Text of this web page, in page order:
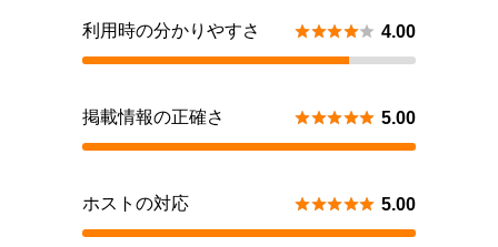
利用時の分かりやすさ  4.00
掲載情報の正確さ  5.00
ホストの対応  5.00